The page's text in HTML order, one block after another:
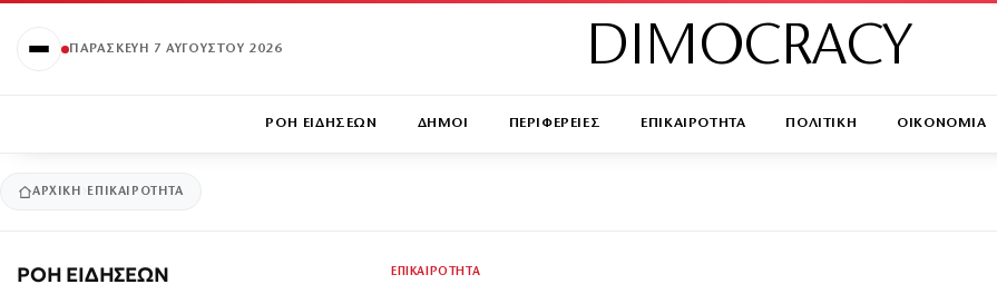
ΠΑΡΑΣΚΕΥΉ 7 ΑΥΓΟΎΣΤΟΥ 2026 DIMOCRACY
ΡΟΗ ΕΙΔΗΣΕΩΝ ΔΗΜΟΙ ΠΕΡΙΦΕΡΕΙΕΣ ΕΠΙΚΑΙΡΟΤΗΤΑ ΠΟΛΙΤΙΚΗ ΟΙΚΟΝΟΜΙΑ
ΑΡΧΙΚΉ ΕΠΙΚΑΙΡΟΤΗΤΑ
ΡΟΗ ΕΙΔΗΣΕΩΝ ΕΠΙΚΑΙΡΟΤΗΤΑ